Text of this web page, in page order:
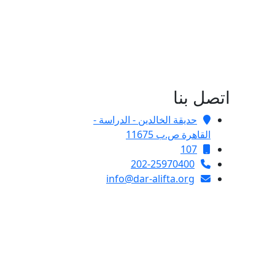
اتصل بنا
حديقة الخالدين - الدراسة -
القاهرة ص.ب 11675
107
202-25970400
info@dar-alifta.org